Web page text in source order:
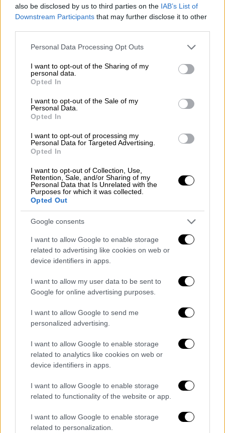
also be disclosed by us to third parties on the IAB’s List of
Downstream Participants that may further disclose it to other
Please note that this website/app uses one or more Google
not limited to your visit or usage behaviour. You may click to
grant or deny consent to Google and its third-party tags to
use your data for below specified purposes in below Google
consent section.
Personal Data Processing Opt Outs
I want to opt-out of the Sharing of my
personal data.
Opted In
I want to opt-out of the Sale of my
Personal Data.
Opted In
I want to opt-out of processing my
Personal Data for Targeted Advertising.
Opted In
I want to opt-out of Collection, Use,
Retention, Sale, and/or Sharing of my
Personal Data that Is Unrelated with the
Purposes for which it was collected.
Opted Out
Google consents
I want to allow Google to enable storage
related to advertising like cookies on web or
device identifiers in apps.
I want to allow my user data to be sent to
Google for online advertising purposes.
I want to allow Google to send me
personalized advertising.
I want to allow Google to enable storage
related to analytics like cookies on web or
device identifiers in apps.
I want to allow Google to enable storage
related to functionality of the website or app.
I want to allow Google to enable storage
related to personalization.
Κόσμος|01.11.2021 14:00
μόλις 10 μέρες μετά τον θάνατο της
Χαλίνα Χάτσινς
Ο ηθοποιός γιόρτασε οικογενειακά το
Halloween - Οι φωτογραφίες που πόσταρε η
σύζυγός του
Κόσμος|31.10.2021 10:12
Αλέκ Μπάλντουιν: «Η Χαλίνα Χάτσινς
ήταν οικογένειά μου» - Τίτλοι τέλους για
τα γυρίσματα του Rust